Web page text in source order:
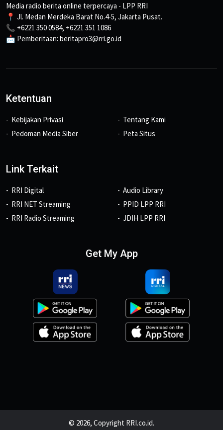
Media radio berita online terpercaya - LPP RRI
📍 Jl. Medan Merdeka Barat No.4-5, Jakarta Pusat.
📞 +6221 350 0584, +6221 351 1086
📩 Pemberitaan: beritapro3@rri.go.id
Ketentuan
Kebijakan Privasi
Pedoman Media Siber
Tentang Kami
Peta Situs
Link Terkait
RRI Digital
RRI NET Streaming
RRI Radio Streaming
Audio Library
PPID LPP RRI
JDIH LPP RRI
Get My App
© 2026, Copyright RRI.co.id.